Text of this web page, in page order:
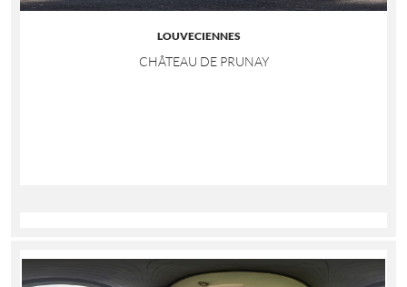
LOUVECIENNES
CHÂTEAU DE PRUNAY